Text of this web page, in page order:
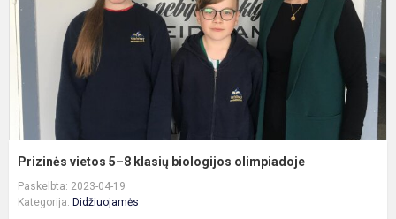
Prizinės vietos 5–8 klasių biologijos olimpiadoje
Paskelbta: 2023-04-19
Kategorija: Didžiuojamės